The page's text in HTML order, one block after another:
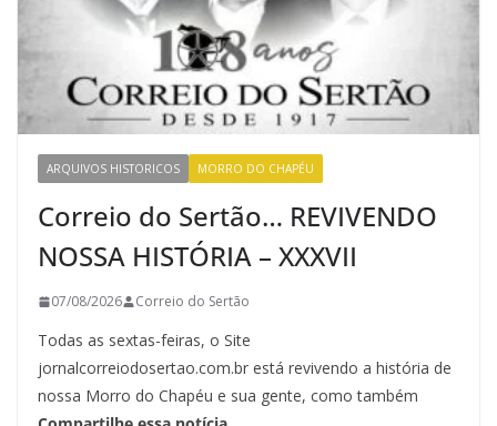
ARQUIVOS HISTORICOS MORRO DO CHAPÉU
Correio do Sertão… REVIVENDO
NOSSA HISTÓRIA – XXXVII
07/08/2026 Correio do Sertão
Todas as sextas-feiras, o Site
jornalcorreiodosertao.com.br está revivendo a história de
nossa Morro do Chapéu e sua gente, como também